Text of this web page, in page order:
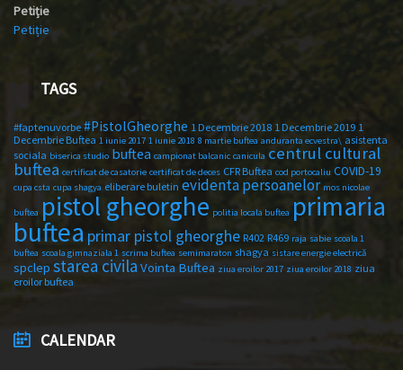
Petiție
Petiție
TAGS
#faptenuvorbe #PistolGheorghe 1 Decembrie 2018 1 Decembrie 2019 1
Decembrie Buftea 1 iunie 2017 1 iunie 2018 8 martie buftea anduranta ecvestra\ asistenta
sociala biserica studio buftea campionat balcanic canicula centrul cultural
buftea certificat de casatorie certificat de deces CFR Buftea cod portocaliu COVID-19
cupa csta cupa shagya eliberare buletin evidenta persoanelor mos nicolae
buftea pistol gheorghe politia locala buftea primaria
buftea primar pistol gheorghe R402 R469 raja sabie scoala 1
buftea scoala gimnaziala 1 scrima buftea semimaraton shagya sistare energie electrică
spclep starea civila Vointa Buftea ziua eroilor 2017 ziua eroilor 2018 ziua
eroilor buftea
CALENDAR